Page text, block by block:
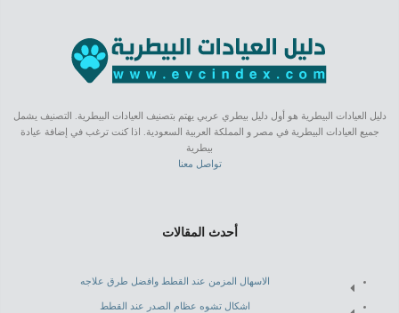
دليل العيادات البيطرية هو أول دليل بيطري عربي يهتم بتصنيف العيادات البيطرية. التصنيف يشمل
جميع العيادات البيطرية في مصر و المملكة العربية السعودية. اذا كنت ترغب في إضافة عيادة
بيطرية
تواصل معنا
أحدث المقالات
الاسهال المزمن عند القطط وافضل طرق علاجه
اشكال تشوه عظام الصدر عند القطط